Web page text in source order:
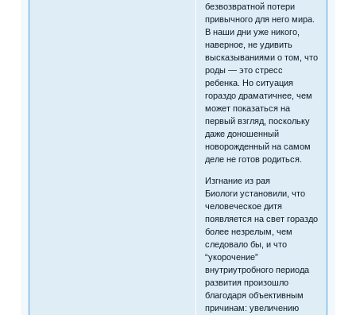
безвозвратной потери
привычного для него мира.
В наши дни уже никого,
наверное, не удивить
высказываниями о том, что
роды — это стресс
ребенка. Но ситуация
гораздо драматичнее, чем
может показаться на
первый взгляд, поскольку
даже доношенный
новорожденный на самом
деле не готов родиться.
Изгнание из рая
Биологи установили, что
человеческое дитя
появляется на свет гораздо
более незрелым, чем
следовало бы, и что
“укорочение”
внутриутробного периода
развития произошло
благодаря объективным
причинам: увеличению